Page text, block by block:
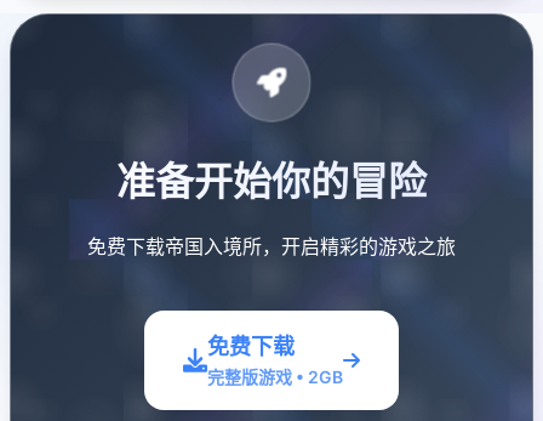
准备开始你的冒险
免费下载帝国入境所，开启精彩的游戏之旅
免费下载
完整版游戏 • 2GB